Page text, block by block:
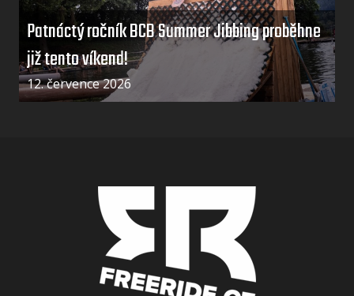
Patnáctý ročník BCB Summer Jibbing proběhne
již tento víkend!
12. července 2026